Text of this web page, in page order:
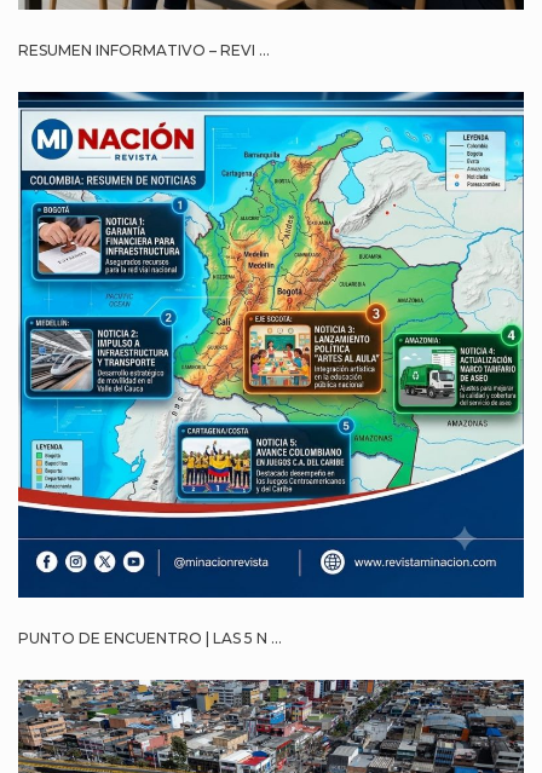
RESUMEN INFORMATIVO – REVI ...
PUNTO DE ENCUENTRO | LAS 5 N ...